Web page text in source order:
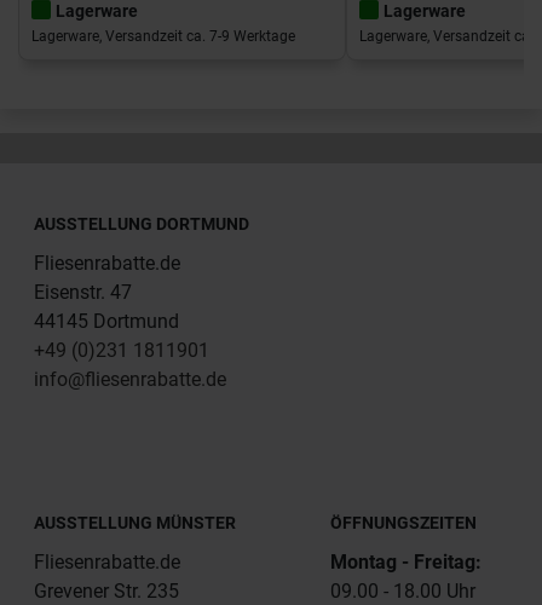
Lagerware
Lagerware, Versandzeit ca. 7-9 Werktage
Lagerware
Lagerware, Versandzeit ca.
AUSSTELLUNG DORTMUND
Fliesenrabatte.de
Eisenstr. 47
44145 Dortmund
+49 (0)231 1811901
info@fliesenrabatte.de
AUSSTELLUNG MÜNSTER
Fliesenrabatte.de
Grevener Str. 235
ÖFFNUNGSZEITEN
Montag - Freitag:
09.00 - 18.00 Uhr